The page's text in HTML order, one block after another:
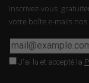
Inscrivez-vous
votre boîte e-mails
J'ai lu et accepté la